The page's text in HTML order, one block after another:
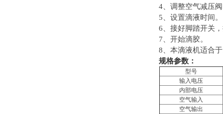
4 、调整空气减压
5 、设置滴液时间。
6 、接好脚踏开关
7 、开始滴胶。
8 、本滴液机适合
规格参数：
型号
输入电压
内部电压
空气输入
空气输出